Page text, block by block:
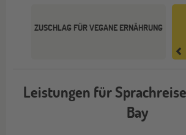
ZUSCHLAG FÜR VEGANE ERNÄHRUNG
Leistungen für
Bay